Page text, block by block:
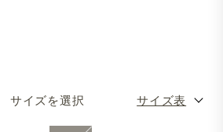
サイズを選択 サイズ表